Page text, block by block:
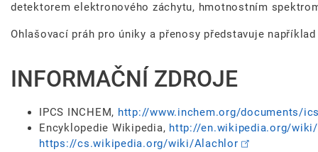
detektorem elektronového záchytu, hmotnostním
Ohlašovací práh pro úniky a přenosy představuje
INFORMAČNÍ ZDROJE
IPCS INCHEM, http://www.inchem.org/documents/
Encyklopedie Wikipedia, http://en.wikipedia.org/
https://cs.wikipedia.org/wiki/Alachlor